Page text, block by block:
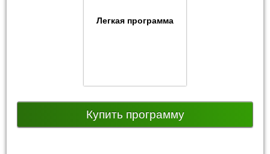
Легкая программа
Купить программу